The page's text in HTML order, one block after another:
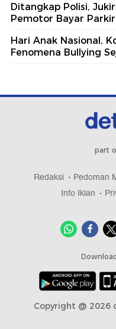
Ditangkap Polisi,
Pemotor Bayar Parkir
Hari Anak Nasional,
Fenomena Bullying
part
Redaksi Pedoman
Info Iklan
Copyright @ 2026